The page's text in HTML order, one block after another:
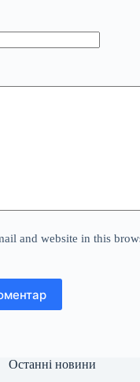
and website in this
Останні новини